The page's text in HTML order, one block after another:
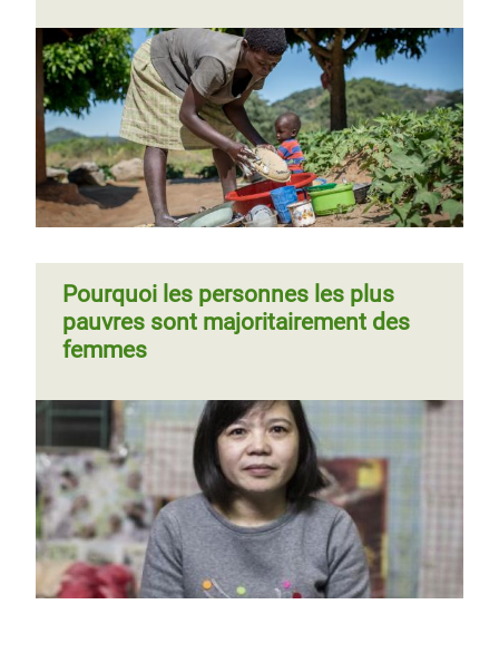
Pourquoi les personnes les plus
pauvres sont majoritairement des
femmes